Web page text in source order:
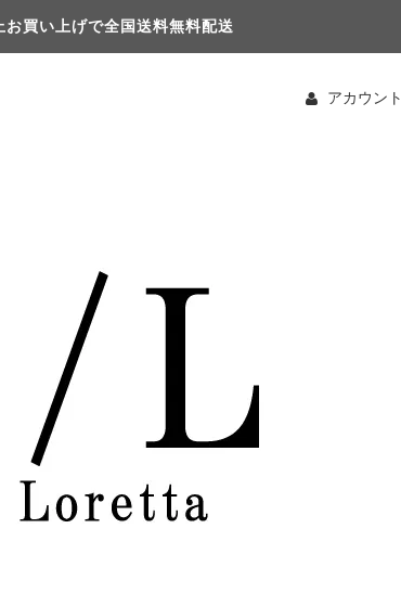
お買い上げで全国送料無料配送
アカウント